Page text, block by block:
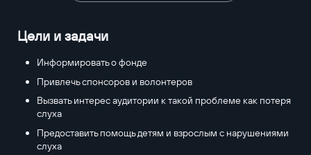
Цели и задачи
Информировать о фонде
Привлечь спонсоров и волонтеров
Вызвать интерес аудитории к такой проблеме как потеря
слуха
Предоставить помощь детям и взрослым с нарушениями
слуха